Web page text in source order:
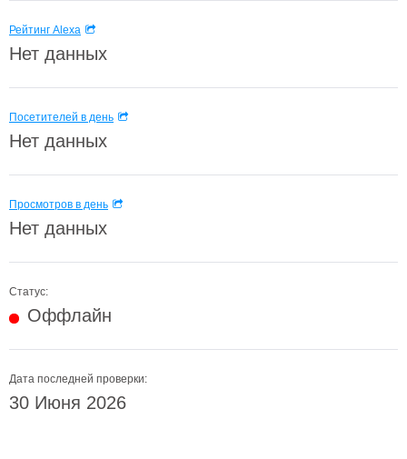
Рейтинг Alexa
Нет данных
Посетителей в день
Нет данных
Просмотров в день
Нет данных
Статус:
Оффлайн
Дата последней проверки:
30 Июня 2026